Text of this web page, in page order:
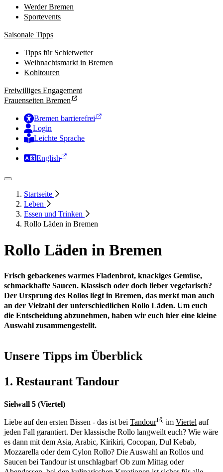
Werder Bremen
Sportevents
Saisonale Tipps
Tipps für Schietwetter
Weihnachtsmarkt in Bremen
Kohltouren
Freiwilliges Engagement
Frauenseiten Bremen
Bremen barrierefrei
Login
Leichte Sprache
English
Startseite
Leben
Essen und Trinken
Rollo Läden in Bremen
Rollo Läden in Bremen
Frisch gebackenes warmes Fladenbrot, knackiges Gemüse,
schmackhafte Saucen. Klassisch oder doch lieber vegetarisch?
Der Ursprung des Rollos liegt in Bremen, das merkt man auch
an der Vielzahl der unterschiedlichen Rollo Läden. Um euch
die Entscheidung abzunehmen, haben wir euch hier eine kleine
Auswahl zusammengestellt.
Unsere Tipps im Überblick
1. Restaurant Tandour
Sielwall 5 (Viertel)
Liebe auf den ersten Bissen - das ist bei Tandour im Viertel auf
jeden Fall garantiert. Der klassische Rollo langweilt euch? Wie wäre
es dann mit dem Asia, Arabic, Kirikiri, Cocopan, Dul Kebab,
Mozzarella oder dem Cylon Rollo? Die Auswahl an Rollos und
Saucen bei Tandour ist unschlagbar! Ob zum Mittag oder